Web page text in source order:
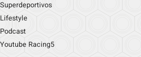
Superdeportivos
Lifestyle
Podcast
Youtube Racing5